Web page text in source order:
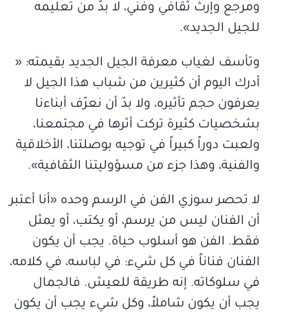
ومرجع وإرث ثقافي وفني، لا بدّ من تعليمه
للجيل الجديد».
وتأسف لغياب معرفة الجيل الجديد بقيمته: «
أدرك اليوم أن كثيرين من شباب هذا الجيل لا
يعرفون حجم تأثيره، ولا بدّ أن نعرّف أبناءنا
بشخصيات كثيرة تركت أثرها في مجتمعنا،
ولعبت دوراً كبيراً في توجيه بوصلتنا، الأخلاقية
والفنية، وهذا جزء من مسؤوليتنا الثقافية».
لا تحصر سوزي الفن في الرسم وحده «أنا أعتبر
أن الفنان ليس من يرسم، أو يكتب، أو يمثل
فقط. الفن هو أسلوب حياة. يجب أن يكون
الفنان فناناً في كل شيء: في لباسه، في كلامه،
في سلوكاته. إنه طريقة للعيش. فالجمال
يجب أن يكون شاملاً، وكل شيء يجب أن يكون